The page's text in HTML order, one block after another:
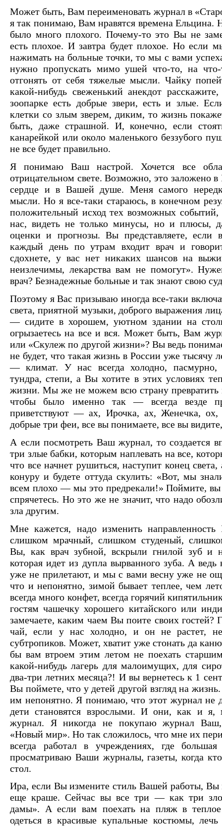
Может быть, Вам переименовать журнал в
я так понимаю, Вам нравятся времена Ельцина.
было много плохого. Почему-то это Вы не
есть плохое. И завтра будет плохое. Но если
нажимать на больные точки, то мы с вами
нужно пропускать мимо ушей что-то, на что-
отгонять от себя тяжелые мысли. Чайку
какой-нибудь свеженький анекдот
зоопарке есть добрые звери, есть и злые.
клетки со злым зверем, диким, то жизнь
быть, даже страшной. И, конечно, если
канарейкой или около маленького беззубого
не все будет правильно.
Я понимаю Ваш настрой. Хочется все
отрицательном свете. Возможно, это заложено
сердце и в Вашей душе. Меня самого
мысли. Но я все-таки стараюсь, в конечном
положительный исход тех возможных событий,
нас, видеть не только минусы, но и плюсы,
оценки и прогнозы. Вы представляете, если
каждый день по утрам входит врач и
сдохнете, у вас нет никаких шансов на
неизлечимы, лекарства вам не помогут».
врач? Безнадежные больные и так знают свою
Поэтому я Вас призываю иногда все-таки
света, приятной музыки, доброго выражения
— сидите в хорошем, уютном здании на
огрызаетесь на все и вся. Может быть, Вам
или «Скулеж по другой жизни»? Вы ведь
не будет, что такая жизнь в России уже тысячу
— климат. У нас всегда холодно, пасмурно,
тундра, степи, а Вы хотите в этих условиях
жизни. Мы же не можем всю страну
чтобы было именно так — всегда везде
приветствуют — ах, Ирочка, ах, Женечка, ох,
добрые три феи, все вы понимаете, все вы
А если посмотреть Ваш журнал, то создается
три злые бабки, которым наплевать на все,
что все начнет рушиться, наступит конец
конуру и будете оттуда скулить: «Вот, мы
всем плохо — мы это предрекали!» Поймите, вы
спрячетесь. Но это же не значит, что надо
зла другим.
Мне кажется, надо изменить
слишком мрачный, слишком студеный,
Вы, как врач зубной, вскрыли гнилой зуб и
которая идет из дупла вырванного зуба. А ведь
уже не прилетают, и мы с вами весну уже не
что и непонятно, зимой бывает теплее, чем
всегда много конфет, всегда горячий
гостям чашечку хорошего китайского или
замечаете, каким чаем Вы поите своих гостей?
чай, если у нас холодно, и он не растет,
субтропиков. Может, хватит уже стонать да
бы вам втроем этим летом не поехать
какой-нибудь лагерь для малоимущих, для
два-три летних месяца?! И вы вернетесь к 1
Вы поймете, что у детей другой взгляд на
им непонятно. Я понимаю, что этот журнал не
дети становятся взрослыми. И они, как и я,
журнал. Я никогда не покупаю журнал
«Новый мир». Но так сложилось, что мне их
всегда работал в учреждениях, где
просматриваю Ваши журналы, газеты, когда
стол.
Ира, если Вы измените стиль Вашей работы, Вы
еще краше. Сейчас вы все три — как три
дамы». А если вам поехать на пляж в
одеться в красивые купальные костюмы,